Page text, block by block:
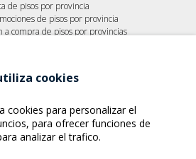
de pisos por provincia
de pisos por provincia
a compra de pisos por provincias
inmuebles que ingresan al portal
cookies
cookies para personalizar el
para ofrecer funciones de
analizar el trafico.